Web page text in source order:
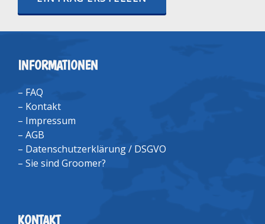
INFORMATIONEN
– FAQ
– Kontakt
– Impressum
– AGB
– Datenschutzerklärung / DSGVO
– Sie sind Groomer?
KONTAKT